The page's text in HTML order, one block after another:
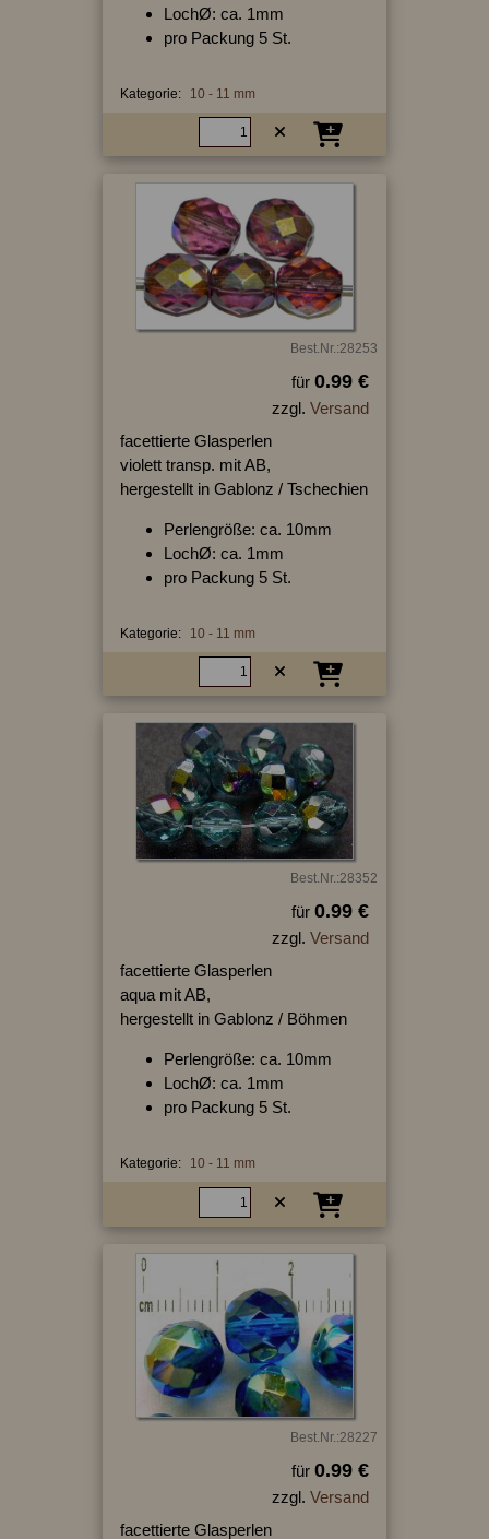
LochØ: ca. 1mm
pro Packung 5 St.
Kategorie: 10 - 11 mm
Best.Nr.:28253
für 0.99 €
zzgl. Versand
facettierte Glasperlen
violett transp. mit AB,
hergestellt in Gablonz / Tschechien
Perlengröße: ca. 10mm
LochØ: ca. 1mm
pro Packung 5 St.
Kategorie: 10 - 11 mm
Best.Nr.:28352
für 0.99 €
zzgl. Versand
facettierte Glasperlen
aqua mit AB,
hergestellt in Gablonz / Böhmen
Perlengröße: ca. 10mm
LochØ: ca. 1mm
pro Packung 5 St.
Kategorie: 10 - 11 mm
Best.Nr.:28227
für 0.99 €
zzgl. Versand
facettierte Glasperlen